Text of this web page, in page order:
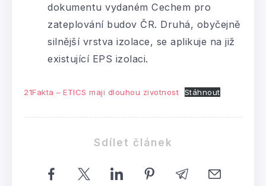
dokumentu vydaném Cechem pro
zateplování budov ČR. Druhá, obyčejně
silnější vrstva izolace, se aplikuje na již
existující EPS izolaci.
21Fakta – ETICS maji dlouhou zivotnost Stáhnout
Sdílet článek